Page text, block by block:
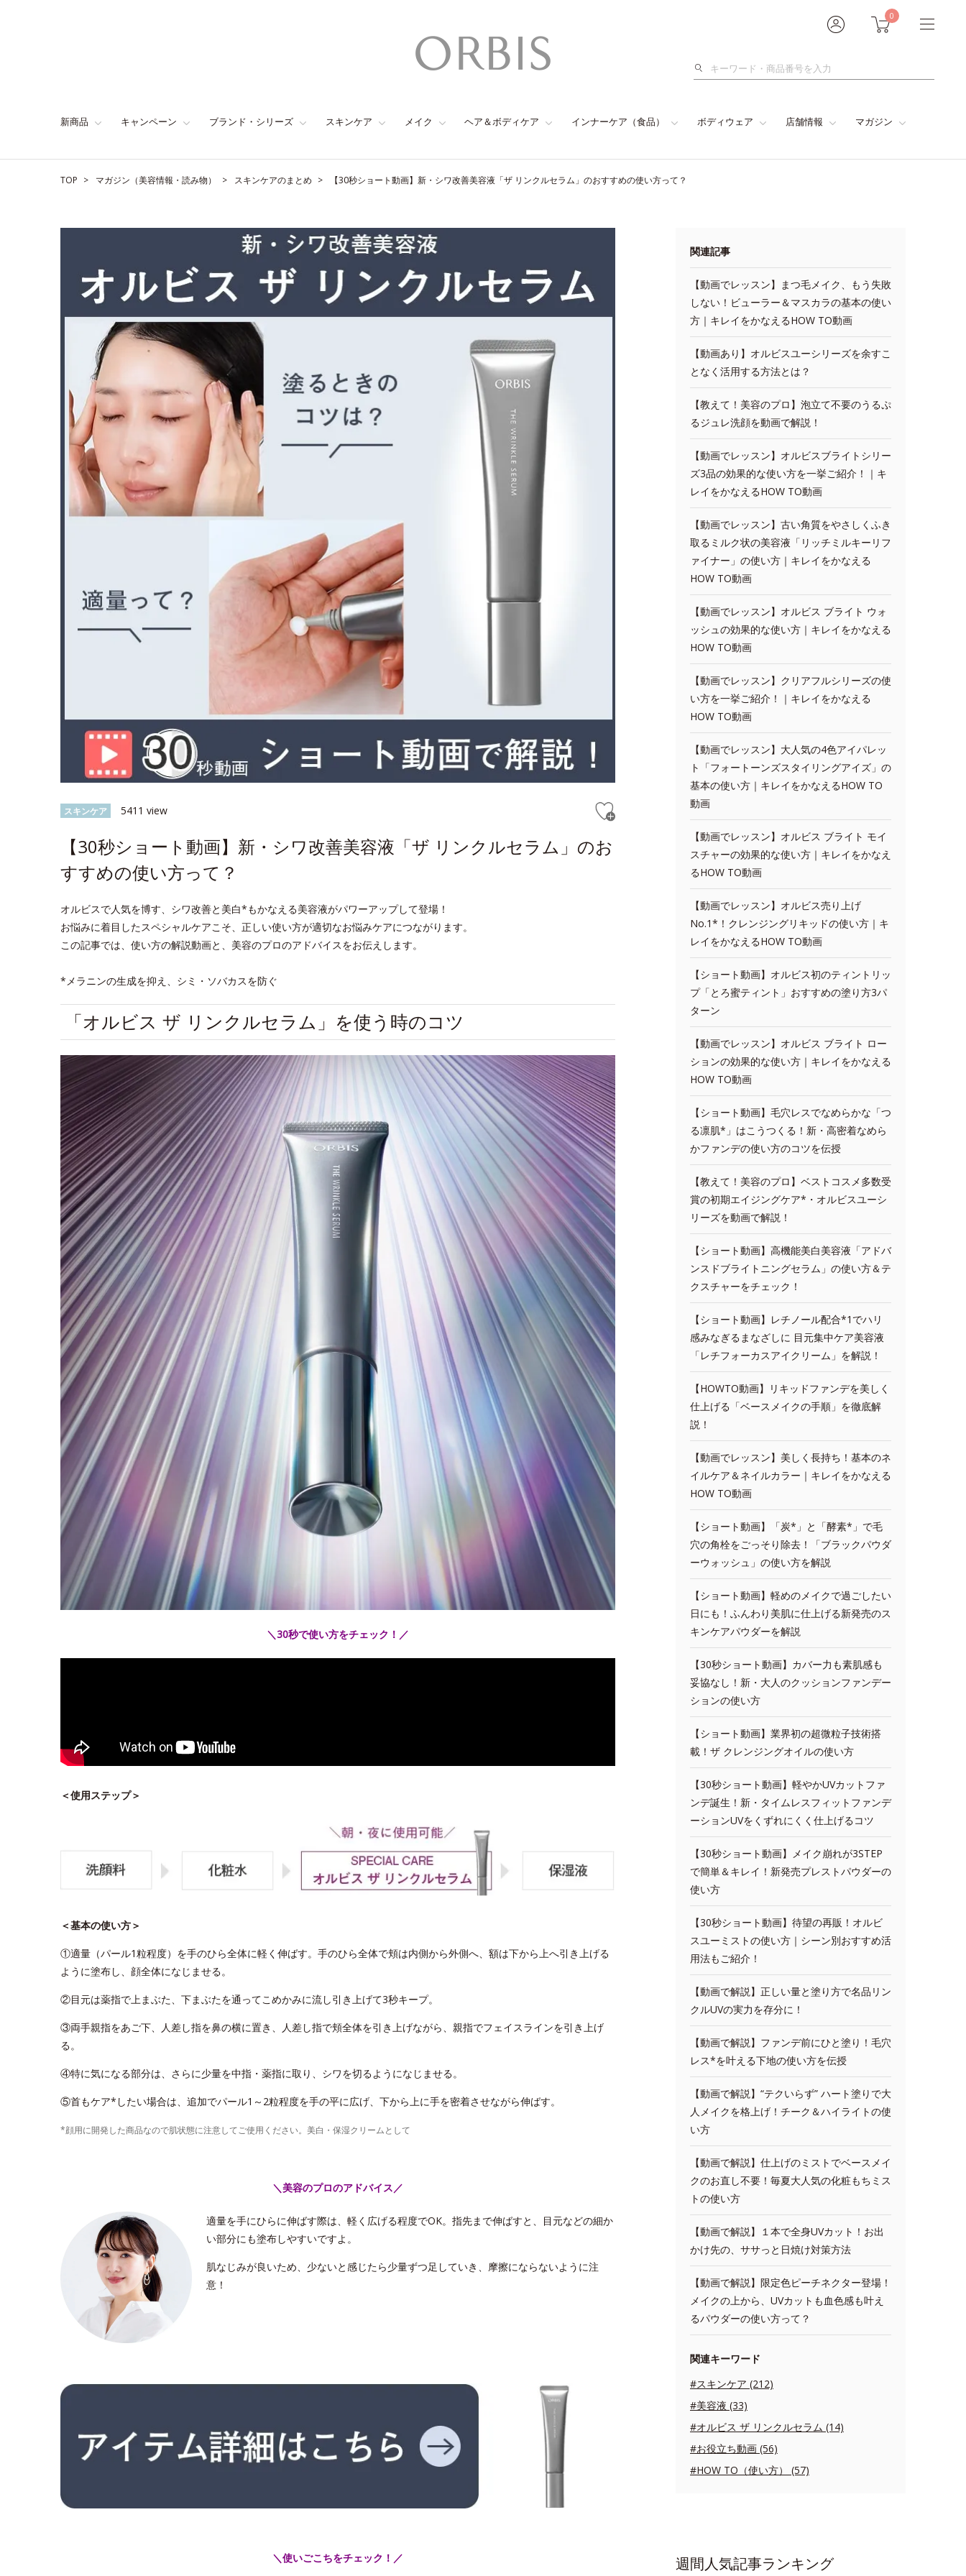
0
検
新商品 キャンペーン ブランド・シリーズ スキンケア メイク ヘア＆ボディケア インナーケア（食品） ボディウェア 店舗情報 マガジン
TOP マガジン（美容情報・読み物） スキンケアのまとめ 【30秒ショート動画】新・シワ改善美容液「ザ リンクルセラム」のおすすめの使い方って？
スキンケア 5411 view
【30秒ショート動画】新・シワ改善美容液「ザ リンクルセラム」のお
すすめの使い方って？
オルビスで人気を博す、シワ改善と美白*もかなえる美容液がパワーアップして登場！
お悩みに着目したスペシャルケアこそ、正しい使い方が適切なお悩みケアにつながります。
この記事では、使い方の解説動画と、美容のプロのアドバイスをお伝えします。
*メラニンの生成を抑え、シミ・ソバカスを防ぐ
「オルビス ザ リンクルセラム」を使う時のコツ
＼30秒で使い方をチェック！／
＜使用ステップ＞
＜基本の使い方＞
①適量（パール1粒程度）を手のひら全体に軽く伸ばす。手のひら全体で頬は内側から外側へ、額は下から上へ引き上げる
ように塗布し、顔全体になじませる。
②目元は薬指で上まぶた、下まぶたを通ってこめかみに流し引き上げて3秒キープ。
③両手親指をあご下、人差し指を鼻の横に置き、人差し指で頬全体を引き上げながら、親指でフェイスラインを引き上げ
る。
④特に気になる部分は、さらに少量を中指・薬指に取り、シワを切るようになじませる。
⑤首もケア*したい場合は、追加でパール1～2粒程度を手の平に広げ、下から上に手を密着させながら伸ばす。
*顔用に開発した商品なので肌状態に注意してご使用ください。美白・保湿クリームとして
＼美容のプロのアドバイス／
適量を手にひらに伸ばす際は、軽く広げる程度でOK。指先まで伸ばすと、目元などの細か
い部分にも塗布しやすいですよ。
肌なじみが良いため、少ないと感じたら少量ずつ足していき、摩擦にならないように注
意！
＼使いごこちをチェック！／
関連記事
【動画でレッスン】まつ毛メイク、もう失敗
しない！ビューラー＆マスカラの基本の使い
方｜キレイをかなえるHOW TO動画
【動画あり】オルビスユーシリーズを余すこ
となく活用する方法とは？
【教えて！美容のプロ】泡立て不要のうるぷ
るジュレ洗顔を動画で解説！
【動画でレッスン】オルビスブライトシリー
ズ3品の効果的な使い方を一挙ご紹介！｜キ
レイをかなえるHOW TO動画
【動画でレッスン】古い角質をやさしくふき
取るミルク状の美容液「リッチミルキーリフ
ァイナー」の使い方｜キレイをかなえる
HOW TO動画
【動画でレッスン】オルビス ブライト ウォ
ッシュの効果的な使い方｜キレイをかなえる
HOW TO動画
【動画でレッスン】クリアフルシリーズの使
い方を一挙ご紹介！｜キレイをかなえる
HOW TO動画
【動画でレッスン】大人気の4色アイパレッ
ト「フォートーンズスタイリングアイズ」の
基本の使い方｜キレイをかなえるHOW TO
動画
【動画でレッスン】オルビス ブライト モイ
スチャーの効果的な使い方｜キレイをかなえ
るHOW TO動画
【動画でレッスン】オルビス売り上げ
No.1*！クレンジングリキッドの使い方｜キ
レイをかなえるHOW TO動画
【ショート動画】オルビス初のティントリッ
プ「とろ蜜ティント」おすすめの塗り方3パ
ターン
【動画でレッスン】オルビス ブライト ロー
ションの効果的な使い方｜キレイをかなえる
HOW TO動画
【ショート動画】毛穴レスでなめらかな「つ
る凛肌*」はこうつくる！新・高密着なめら
かファンデの使い方のコツを伝授
【教えて！美容のプロ】ベストコスメ多数受
賞の初期エイジングケア*・オルビスユーシ
リーズを動画で解説！
【ショート動画】高機能美白美容液「アドバ
ンスドブライトニングセラム」の使い方＆テ
クスチャーをチェック！
【ショート動画】レチノール配合*1でハリ
感みなぎるまなざしに 目元集中ケア美容液
「レチフォーカスアイクリーム」を解説！
【HOWTO動画】リキッドファンデを美しく
仕上げる「ベースメイクの手順」を徹底解
説！
【動画でレッスン】美しく長持ち！基本のネ
イルケア＆ネイルカラー｜キレイをかなえる
HOW TO動画
【ショート動画】「炭*」と「酵素*」で毛
穴の角栓をごっそり除去！「ブラックパウダ
ーウォッシュ」の使い方を解説
【ショート動画】軽めのメイクで過ごしたい
日にも！ふんわり美肌に仕上げる新発売のス
キンケアパウダーを解説
【30秒ショート動画】カバー力も素肌感も
妥協なし！新・大人のクッションファンデー
ションの使い方
【ショート動画】業界初の超微粒子技術搭
載！ザ クレンジングオイルの使い方
【30秒ショート動画】軽やかUVカットファ
ンデ誕生！新・タイムレスフィットファンデ
ーションUVをくずれにくく仕上げるコツ
【30秒ショート動画】メイク崩れが3STEP
で簡単＆キレイ！新発売プレストパウダーの
使い方
【30秒ショート動画】待望の再販！オルビ
スユーミストの使い方｜シーン別おすすめ活
用法もご紹介！
【動画で解説】正しい量と塗り方で名品リン
クルUVの実力を存分に！
【動画で解説】ファンデ前にひと塗り！毛穴
レス*を叶える下地の使い方を伝授
【動画で解説】“テクいらず” ハート塗りで大
人メイクを格上げ！チーク＆ハイライトの使
い方
【動画で解説】仕上げのミストでベースメイ
クのお直し不要！毎夏大人気の化粧もちミス
トの使い方
【動画で解説】１本で全身UVカット！お出
かけ先の、ササっと日焼け対策方法
【動画で解説】限定色ピーチネクター登場！
メイクの上から、UVカットも血色感も叶え
るパウダーの使い方って？
関連キーワード
#スキンケア (212)
#美容液 (33)
#オルビス ザ リンクルセラム (14)
#お役立ち動画 (56)
#HOW TO（使い方） (57)
週間人気記事ランキング